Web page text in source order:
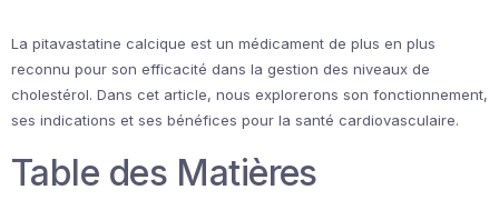
La pitavastatine calcique est un médicament de plus en plus
reconnu pour son efficacité dans la gestion des niveaux de
cholestérol. Dans cet article, nous explorerons son fonctionnement,
ses indications et ses bénéfices pour la santé cardiovasculaire.
Table des Matières